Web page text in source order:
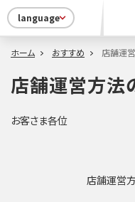
language
ホーム おすすめ 店舗運
店舗運営方法
お客さま各位
店舗運営